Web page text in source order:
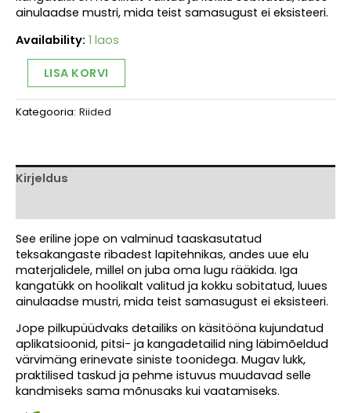
ainulaadse mustri, mida teist samasugust ei eksisteeri.
Availability: 1 laos
Unikaalne
redisainjope
„Sinised
Lood”
LISA KORVI
Alternative:
Kategooria: Riided
Kirjeldus
See eriline jope on valminud taaskasutatud
teksakangaste ribadest lapitehnikas, andes uue elu
materjalidele, millel on juba oma lugu rääkida. Iga
kangatükk on hoolikalt valitud ja kokku sobitatud, luues
ainulaadse mustri, mida teist samasugust ei eksisteeri.
Jope pilkupüüdvaks detailiks on käsitööna kujundatud
aplikatsioonid, pitsi- ja kangadetailid ning läbimõeldud
värvimäng erinevate siniste toonidega. Mugav lukk,
praktilised taskud ja pehme istuvus muudavad selle
kandmiseks sama mõnusaks kui vaatamiseks.